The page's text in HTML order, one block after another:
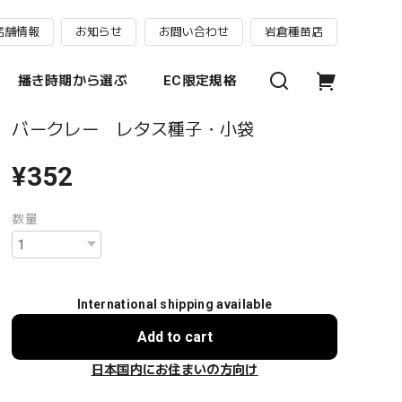
舗情報 お知らせ お問い合わせ 岩倉種苗店
播き時期から選ぶ EC限定規格
バークレー レタス種子・小袋
¥352
数量
International shipping available
Add to cart
日本国内にお住まいの方向け